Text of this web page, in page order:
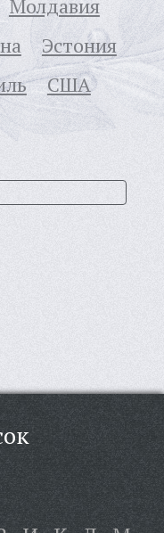
Молдавия
Эстония
США